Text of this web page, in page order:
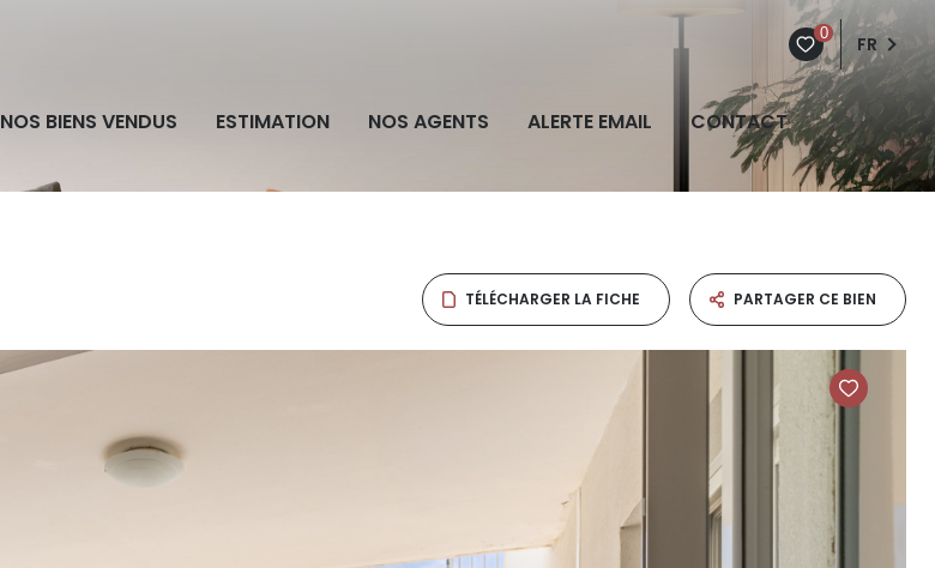
0 FR
NOS BIENS VENDUS ESTIMATION NOS AGENTS ALERTE EMAIL CONTACT
TÉLÉCHARGER LA FICHE PARTAGER CE BIEN